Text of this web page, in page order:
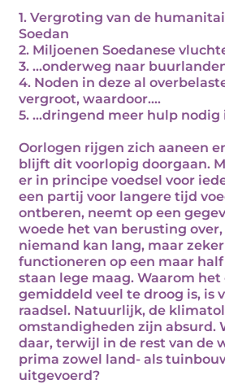
1. Vergroting van de
Soedan
2. Miljoenen Soedanese
3. ...onderweg naar
4. Noden in deze al
vergroot, waardoor....
5. ...dringend meer hulp nodig
Oorlogen rijgen zich aaneen
blijft dit voorlopig doorgaan.
er in principe voedsel voor
een partij voor langere tijd
ontberen, neemt op een
woede het van berusting
niemand kan lang, maar
functioneren op een maar
staan lege maag. Waarom
gemiddeld veel te droog is, is
raadsel. Natuurlijk, de
omstandigheden zijn absurd.
daar, terwijl in de rest van de
prima zowel land- als
uitgevoerd?